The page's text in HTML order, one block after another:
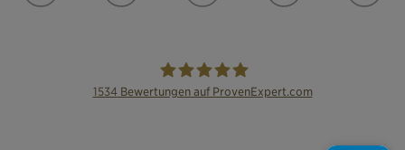
1534 Bewertungen auf ProvenExpert.com